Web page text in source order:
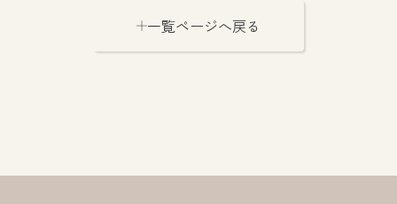
一覧ページへ戻る